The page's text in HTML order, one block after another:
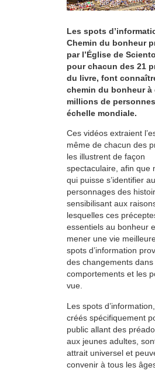
Les spots
Chemin du bonheur
par l’Église de
pour chacun des 21
du livre, font
chemin du bonheur à
millions de
échelle mondiale.
Ces vidéos extraient
même de chacun des
les illustrent de façon
spectaculaire, afin que
qui puisse s’identifier
personnages des
sensibilisant aux
lesquelles ces
essentiels au bonheur
mener une vie
spots d’information
des changements dans
comportements et les
vue.
Les spots
créés spécifiquement
public allant des
aux jeunes adultes,
attrait universel et
convenir à tous les